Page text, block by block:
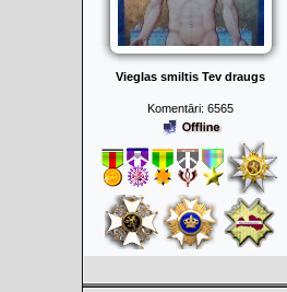
Vieglas smiltis Tev draugs
Komentāri: 6565